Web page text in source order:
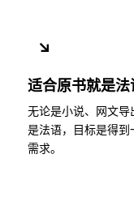
↘
适合原书就是法
无论是小说、网文导
是法语，目标是得
需求。